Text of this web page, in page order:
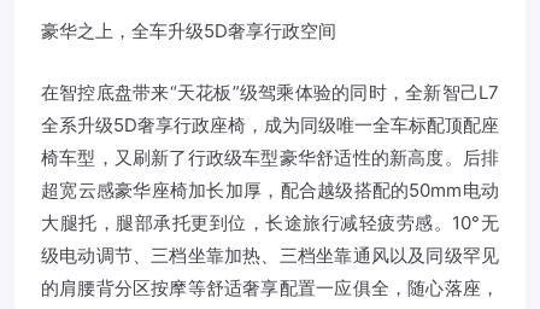
豪华之上，全车升级5D奢享行政空间
在智控底盘带来“天花板”级驾乘体验的同时，全新智己L7
全系升级5D奢享行政座椅，成为同级唯一全车标配顶配座
椅车型，又刷新了行政级车型豪华舒适性的新高度。后排
超宽云感豪华座椅加长加厚，配合越级搭配的50mm电动
大腿托，腿部承托更到位，长途旅行减轻疲劳感。10°无
级电动调节、三档坐靠加热、三档坐靠通风以及同级罕见
的肩腰背分区按摩等舒适奢享配置一应俱全，随心落座，